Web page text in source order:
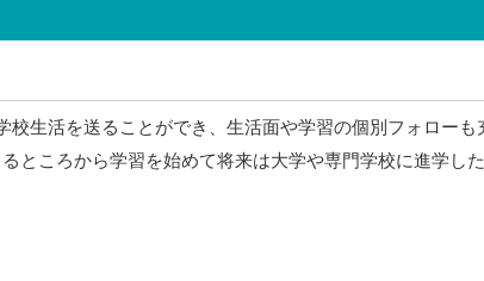
校生活を送ることができ、生活面や学習の個別フォローも
ところから学習を始めて将来は大学や専門学校に進学した